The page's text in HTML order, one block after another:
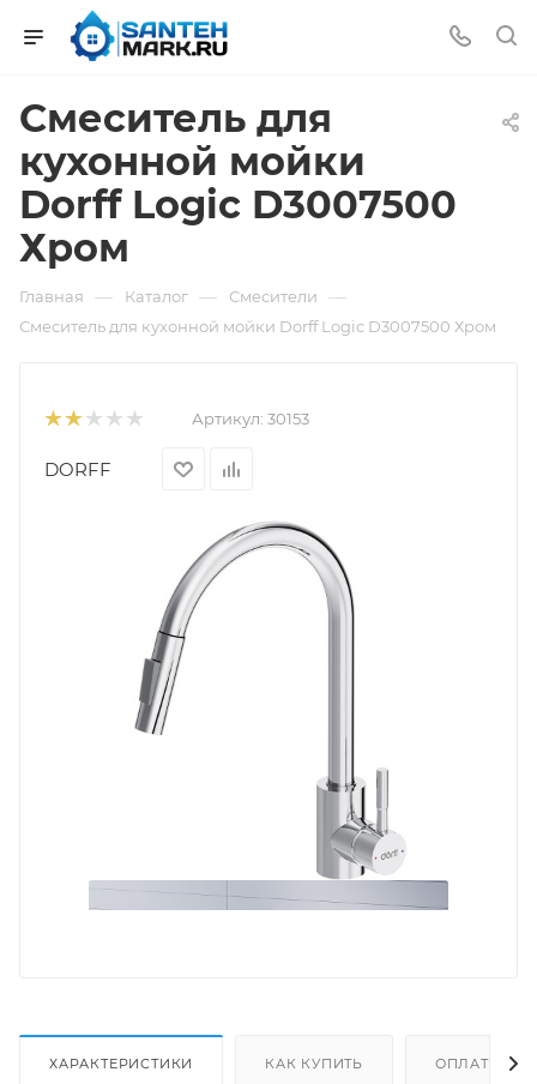
Смеситель для
кухонной мойки
Dorff Logic D3007500
Хром
Главная — Каталог — Смесители —
Смеситель для кухонной мойки Dorff Logic D3007500 Хром
Артикул: 30153
DORFF
ХАРАКТЕРИСТИКИ КАК КУПИТЬ ОПЛАТА